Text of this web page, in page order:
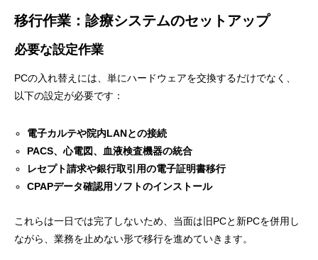
移行作業：診療システムのセットアップ
必要な設定作業
PCの入れ替えには、単にハードウェアを交換するだけでなく、
以下の設定が必要です：
電子カルテや院内LANとの接続
PACS、心電図、血液検査機器の統合
レセプト請求や銀行取引用の電子証明書移行
CPAPデータ確認用ソフトのインストール
これらは一日では完了しないため、当面は旧PCと新PCを併用し
ながら、業務を止めない形で移行を進めていきます。